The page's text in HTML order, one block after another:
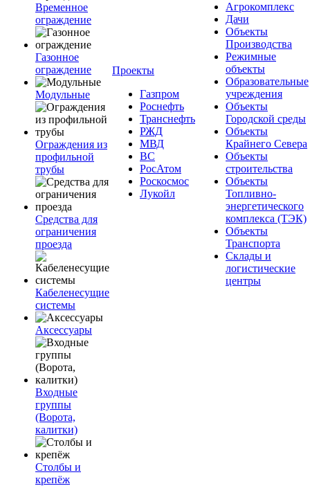
Временное
ограждение
Газонное
ограждение
Модульные
Ограждения из
профильной
трубы
Средства для
ограничения
проезда
Кабеленесущие
системы
Аксессуары
Входные
группы
(Ворота,
калитки)
Столбы и
крепёж
Проекты
Газпром
Роснефть
Транснефть
РЖД
МВД
ВС
РосАтом
Роскосмос
Лукойл
Агрокомплекс
Дачи
Объекты
Производства
Режимные
объекты
Образовательные
учреждения
Объекты
Городской среды
Объекты
Крайнего Севера
Объекты
строительства
Объекты
Топливно-
энергетического
комплекса (ТЭК)
Объекты
Транспорта
Склады и
логистические
центры